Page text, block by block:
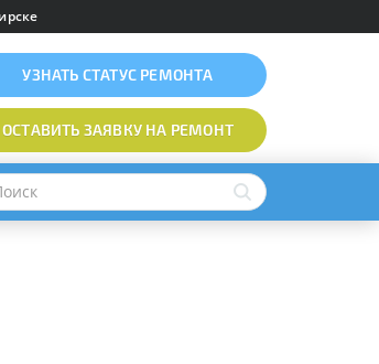
УЗНАТЬ СТАТУС РЕМОНТА
ОСТАВИТЬ ЗАЯВКУНА РЕМОНТ